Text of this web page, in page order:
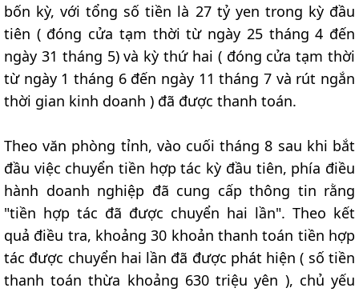
bốn kỳ, với tổng số tiền là 27 tỷ yen trong kỳ đầu
tiên ( đóng cửa tạm thời từ ngày 25 tháng 4 đến
ngày 31 tháng 5) và kỳ thứ hai ( đóng cửa tạm thời
từ ngày 1 tháng 6 đến ngày 11 tháng 7 và rút ngắn
thời gian kinh doanh ) đã được thanh toán.
Theo văn phòng tỉnh, vào cuối tháng 8 sau khi bắt
đầu việc chuyển tiền hợp tác kỳ đầu tiên, phía điều
hành doanh nghiệp đã cung cấp thông tin rằng
"tiền hợp tác đã được chuyển hai lần". Theo kết
quả điều tra, khoảng 30 khoản thanh toán tiền hợp
tác được chuyển hai lần đã được phát hiện ( số tiền
thanh toán thừa khoảng 630 triệu yên ), chủ yếu